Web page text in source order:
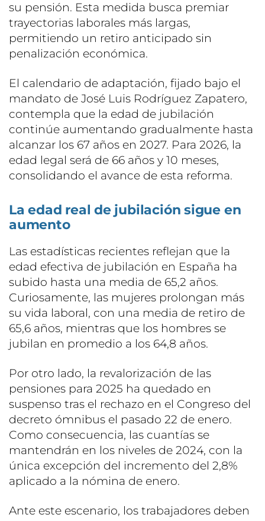
su pensión. Esta medida busca premiar
trayectorias laborales más largas,
permitiendo un retiro anticipado sin
penalización económica.
El calendario de adaptación, fijado bajo el
mandato de José Luis Rodríguez Zapatero,
contempla que la edad de jubilación
continúe aumentando gradualmente hasta
alcanzar los 67 años en 2027. Para 2026, la
edad legal será de 66 años y 10 meses,
consolidando el avance de esta reforma.
La edad real de jubilación sigue en
aumento
Las estadísticas recientes reflejan que la
edad efectiva de jubilación en España ha
subido hasta una media de 65,2 años.
Curiosamente, las mujeres prolongan más
su vida laboral, con una media de retiro de
65,6 años, mientras que los hombres se
jubilan en promedio a los 64,8 años.
Por otro lado, la revalorización de las
pensiones para 2025 ha quedado en
suspenso tras el rechazo en el Congreso del
decreto ómnibus el pasado 22 de enero.
Como consecuencia, las cuantías se
mantendrán en los niveles de 2024, con la
única excepción del incremento del 2,8%
aplicado a la nómina de enero.
Ante este escenario, los trabajadores deben